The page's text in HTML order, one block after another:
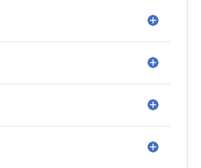
走型」パートナー
ん、事業の悩みからプライベー
でもざっくばらんに話せる、温
サポート
業の開業手続きから融資相談、
で、スタートアップ期を強力に